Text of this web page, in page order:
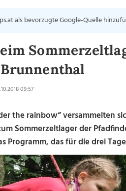
als bevorzugte Google-Quelle
09:57
the rainbow“ versammelten
Sommerzeltlager der
Programm, das für die drei